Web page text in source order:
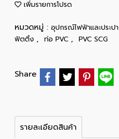
เพิ่มรายการโปรด
หมวดหมู่ : อุปกรณ์ไฟฟ้าและประปา
ฟิตติ้ง , ท่อ PVC , PVC SCG
Share
รายละเอียดสินค้า